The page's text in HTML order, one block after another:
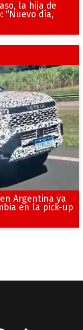
la hija de
“Nuevo día,
Argentina ya
en la pick-up